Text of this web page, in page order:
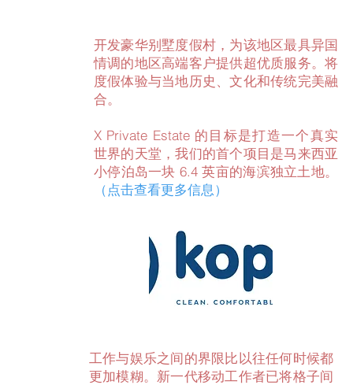
开发豪华别墅度假村，为该地区最具异国
情调的地区高端客户提供超优质服务。将
度假体验与当地历史、文化和传统完美融
合。
X Private Estate 的目标是打造一个真实
世界的天堂，我们的首个项目是马来西亚
小停泊岛一块 6.4 英亩的海滨独立土地。
（点击查看更多信息）
工作与娱乐之间的界限比以往任何时候都
更加模糊。新一代移动工作者已将格子间